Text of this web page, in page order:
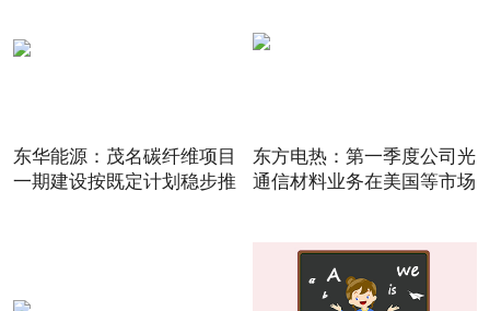
东华能源：茂名碳纤维项目
一期建设按既定计划稳步推
东方电热：第一季度公司光
通信材料业务在美国等市场